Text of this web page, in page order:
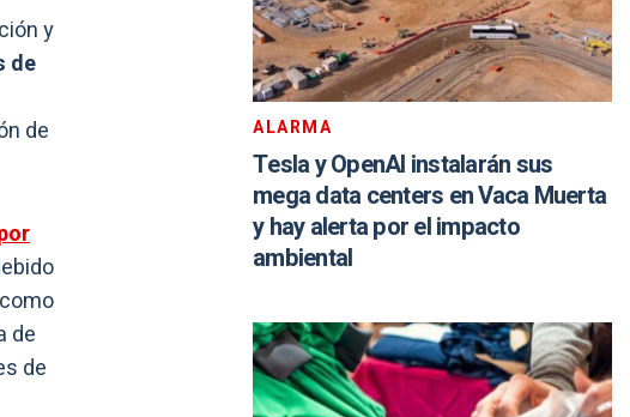
y
de
de
de
de
ALARMA
Tesla y OpenAI instalarán sus
mega data centers en Vaca Muerta
y hay alerta por el impacto
ambiental